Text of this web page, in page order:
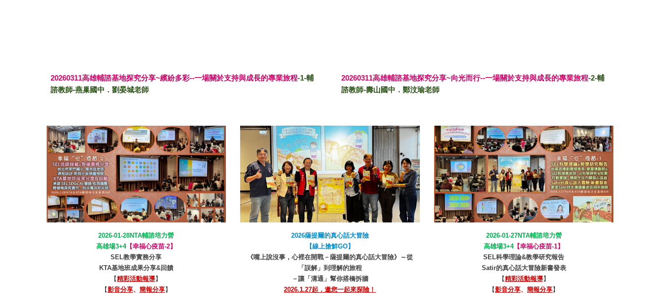
20260311高雄輔諮基地探究分享~繽紛多彩--一場關於支持與成長的專業旅程-1-輔
諮教師-燕巢國中 ． 劉晏城老師
20260311高雄輔諮基地探究分享~向光而行--一場關於支持與成長的專業旅程-2-輔
諮教師-壽山國中． 鄭汶瑜老師
2026-01-28NTA輔諮培力營
高雄場3+4【幸福心疫苗-2】
SEL教學實務分享
KTA基地班成果分享&回饋
【精彩活動報導】
【影音分享、 簡報分享】
2026薩提爾的真心話大冒險
【線上搶鮮GO】
《嘴上說沒事，心裡在開戰－薩提爾的真心話大冒險》～從
「誤解」到理解的旅程
－讓「溝通」幫你搭橋拆牆
2026.1.27起．邀您一起來探險！
2026-01-27NTA輔諮培力營
高雄場3+4【幸福心疫苗-1】
SEL科學理論&教學研究報告
Satir的真心話大冒險新書發表
【精彩活動報導】
【影音分享、簡報分享】